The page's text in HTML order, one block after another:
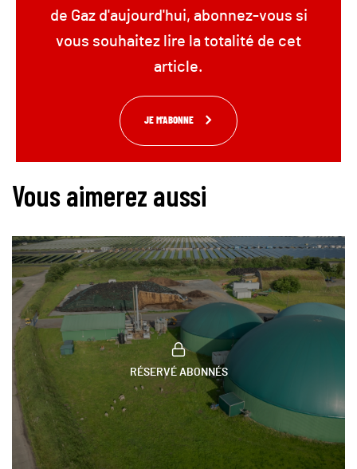
de Gaz d'aujourd'hui, abonnez-vous si
vous souhaitez lire la totalité de cet
article.
JE M'ABONNE
Vous aimerez aussi
RÉSERVÉ ABONNÉS